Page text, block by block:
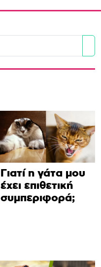
Γιατί η γάτα μου
έχει επιθετική
συμπεριφορά;